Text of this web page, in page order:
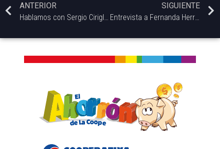
ANTERIOR
SIGUIENTE
Entrevista a Fernanda Herrera – Lic. en Psicología